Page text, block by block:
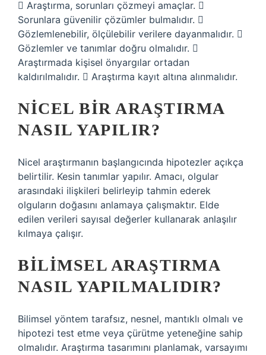
 Araştırma, sorunları çözmeyi amaçlar. 
Sorunlara güvenilir çözümler bulmalıdır. 
Gözlemlenebilir, ölçülebilir verilere dayanmalıdır. 
Gözlemler ve tanımlar doğru olmalıdır. 
Araştırmada kişisel önyargılar ortadan
kaldırılmalıdır.  Araştırma kayıt altına alınmalıdır.
NICEL BIR ARAŞTIRMA
NASIL YAPILIR?
Nicel araştırmanın başlangıcında hipotezler açıkça
belirtilir. Kesin tanımlar yapılır. Amacı, olgular
arasındaki ilişkileri belirleyip tahmin ederek
olguların doğasını anlamaya çalışmaktır. Elde
edilen verileri sayısal değerler kullanarak anlaşılır
kılmaya çalışır.
BILIMSEL ARAŞTIRMA
NASIL YAPILMALIDIR?
Bilimsel yöntem tarafsız, nesnel, mantıklı olmalı ve
hipotezi test etme veya çürütme yeteneğine sahip
olmalıdır. Araştırma tasarımını planlamak, varsayımı